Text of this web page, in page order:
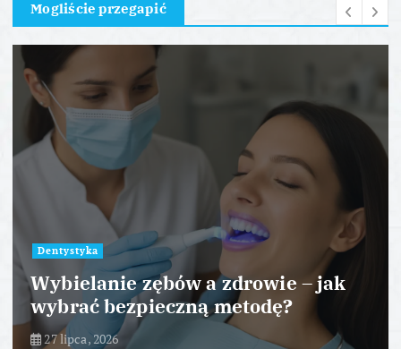
Mogliście przegapić
Dentystyka
Wybielanie zębów a zdrowie – jak
wybrać bezpieczną metodę?
27 lipca, 2026